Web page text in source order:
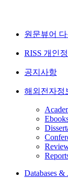
원문뷰어
RISS 개인
공지사항
해외전자정
Databases &